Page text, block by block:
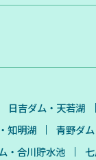
日吉ダム・天若湖
知明湖 青野ダム
・合川貯水池